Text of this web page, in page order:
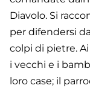
Diavolo. Si
per difendersi
colpi di pietre.
i vecchi e i
loro case; il